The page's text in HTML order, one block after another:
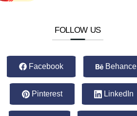
FOLLOW US
Facebook Behance
Pinterest LinkedIn